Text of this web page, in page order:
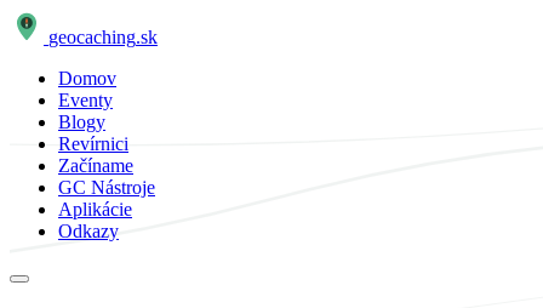
geocaching.sk
Domov
Eventy
Blogy
Revírnici
Začíname
GC Nástroje
Aplikácie
Odkazy